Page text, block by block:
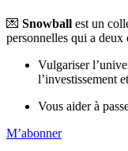
💌 Snowball est un
personnelles qui a
Vulgariser
l’investissement
Vous aider à
M’abonner